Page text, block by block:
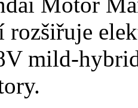
rozšiřuje
mild-